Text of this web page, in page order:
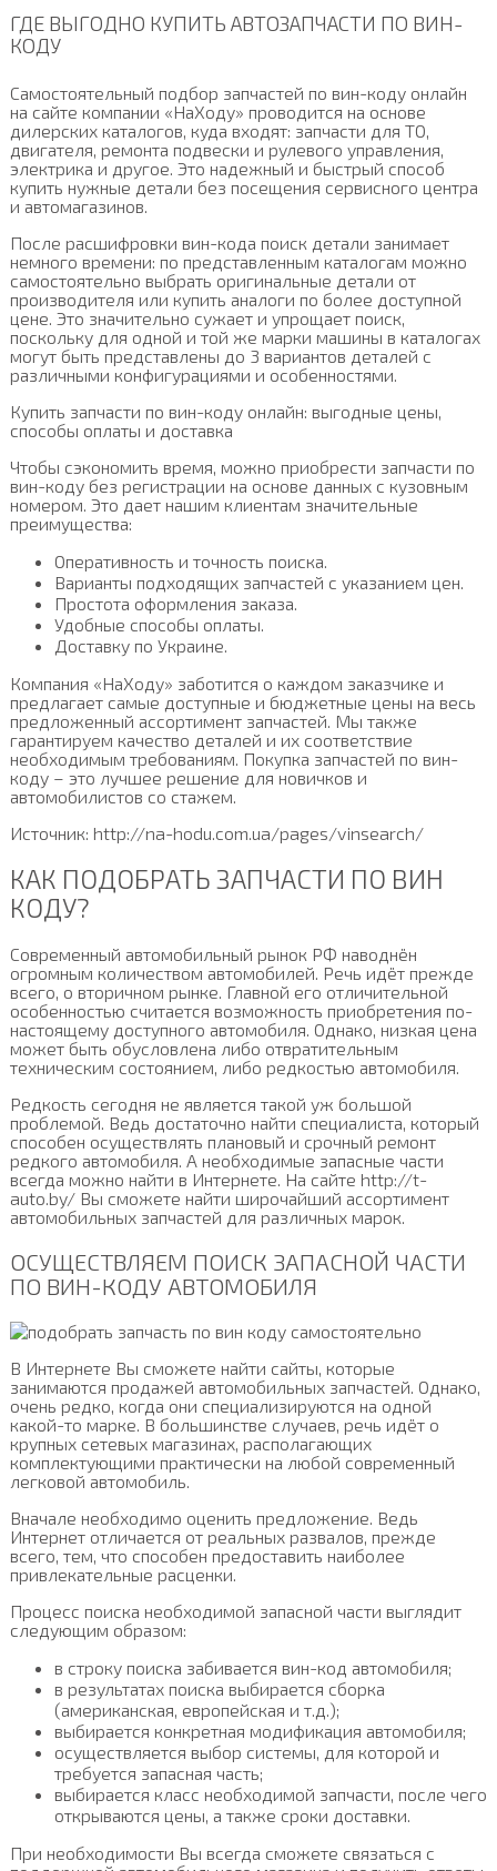
ГДЕ ВЫГОДНО КУПИТЬ АВТОЗАПЧАСТИ ПО ВИН-
КОДУ
Самостоятельный подбор запчастей по вин-коду онлайн
на сайте компании «НаХоду» проводится на основе
дилерских каталогов, куда входят: запчасти для ТО,
двигателя, ремонта подвески и рулевого управления,
электрика и другое. Это надежный и быстрый способ
купить нужные детали без посещения сервисного центра
и автомагазинов.
После расшифровки вин-кода поиск детали занимает
немного времени: по представленным каталогам можно
самостоятельно выбрать оригинальные детали от
производителя или купить аналоги по более доступной
цене. Это значительно сужает и упрощает поиск,
поскольку для одной и той же марки машины в каталогах
могут быть представлены до 3 вариантов деталей с
различными конфигурациями и особенностями.
Купить запчасти по вин-коду онлайн: выгодные цены,
способы оплаты и доставка
Чтобы сэкономить время, можно приобрести запчасти по
вин-коду без регистрации на основе данных с кузовным
номером. Это дает нашим клиентам значительные
преимущества:
Оперативность и точность поиска.
Варианты подходящих запчастей с указанием цен.
Простота оформления заказа.
Удобные способы оплаты.
Доставку по Украине.
Компания «НаХоду» заботится о каждом заказчике и
предлагает самые доступные и бюджетные цены на весь
предложенный ассортимент запчастей. Мы также
гарантируем качество деталей и их соответствие
необходимым требованиям. Покупка запчастей по вин-
коду – это лучшее решение для новичков и
автомобилистов со стажем.
Источник: http://na-hodu.com.ua/pages/vinsearch/
КАК ПОДОБРАТЬ ЗАПЧАСТИ ПО ВИН
КОДУ?
Современный автомобильный рынок РФ наводнён
огромным количеством автомобилей. Речь идёт прежде
всего, о вторичном рынке. Главной его отличительной
особенностью считается возможность приобретения по-
настоящему доступного автомобиля. Однако, низкая цена
может быть обусловлена либо отвратительным
техническим состоянием, либо редкостью автомобиля.
Редкость сегодня не является такой уж большой
проблемой. Ведь достаточно найти специалиста, который
способен осуществлять плановый и срочный ремонт
редкого автомобиля. А необходимые запасные части
всегда можно найти в Интернете. На сайте http://t-
auto.by/ Вы сможете найти широчайший ассортимент
автомобильных запчастей для различных марок.
ОСУЩЕСТВЛЯЕМ ПОИСК ЗАПАСНОЙ ЧАСТИ
ПО ВИН-КОДУ АВТОМОБИЛЯ
В Интернете Вы сможете найти сайты, которые
занимаются продажей автомобильных запчастей. Однако,
очень редко, когда они специализируются на одной
какой-то марке. В большинстве случаев, речь идёт о
крупных сетевых магазинах, располагающих
комплектующими практически на любой современный
легковой автомобиль.
Вначале необходимо оценить предложение. Ведь
Интернет отличается от реальных развалов, прежде
всего, тем, что способен предоставить наиболее
привлекательные расценки.
Процесс поиска необходимой запасной части выглядит
следующим образом:
в строку поиска забивается вин-код автомобиля;
в результатах поиска выбирается сборка
(американская, европейская и т.д.);
выбирается конкретная модификация автомобиля;
осуществляется выбор системы, для которой и
требуется запасная часть;
выбирается класс необходимой запчасти, после чего
открываются цены, а также сроки доставки.
При необходимости Вы всегда сможете связаться с